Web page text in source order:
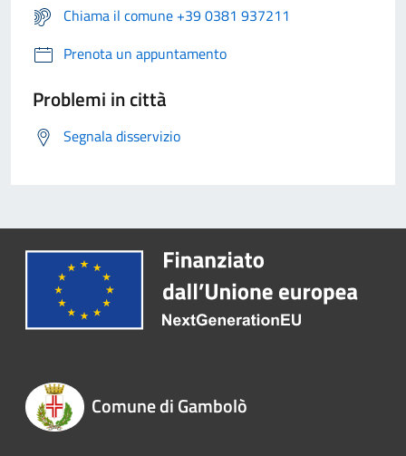
Chiama il comune +39 0381 937211
Prenota un appuntamento
Problemi in città
Segnala disservizio
Comune di Gambolò